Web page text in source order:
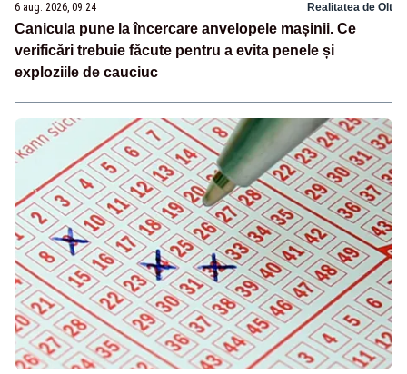
6 aug. 2026, 09:24 Realitatea de Olt
Canicula pune la încercare anvelopele mașinii. Ce
verificări trebuie făcute pentru a evita penele și
exploziile de cauciuc